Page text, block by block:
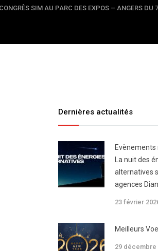
SIM AU PARC DES EXPOS – ANGERS DU
Dernières actualités
Evènements
La nuit des
alternatives
agences
23 février
Meilleurs
29 décembre